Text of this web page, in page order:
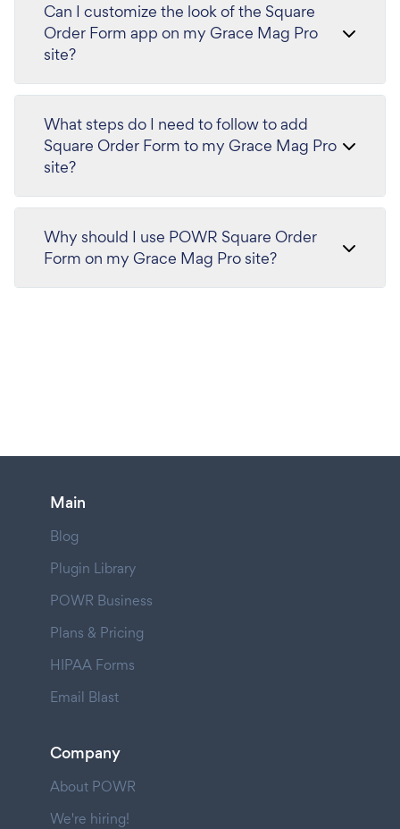
Can I customize the look of the Square
Order Form app on my Grace Mag Pro
site?
What steps do I need to follow to add
Square Order Form to my Grace Mag Pro
site?
Why should I use POWR Square Order
Form on my Grace Mag Pro site?
Main
Blog
Plugin Library
POWR Business
Plans & Pricing
HIPAA Forms
Email Blast
Company
About POWR
We're hiring!